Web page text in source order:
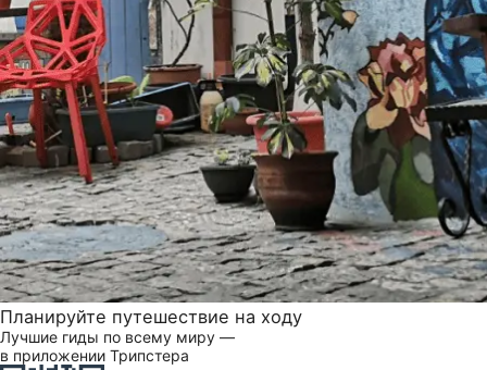
Планируйте путешествие на ходу
Лучшие гиды по всему миру —
в приложении Трипстера